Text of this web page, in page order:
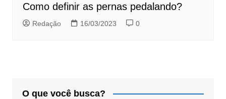
Como definir as pernas pedalando?
Redação 16/03/2023 0
O que você busca?